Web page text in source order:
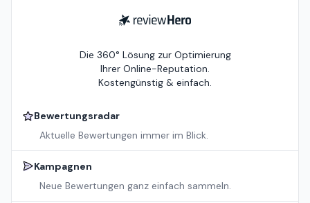
ReviewHero
Die 360° Lösung zur Optimierung
Ihrer Online-Reputation.
Kostengünstig & einfach.
Bewertungsradar
Aktuelle Bewertungen immer im Blick.
Kampagnen
Neue Bewertungen ganz einfach sammeln.